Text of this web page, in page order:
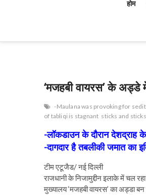
होम
‘मजहबी वायरस’ के अड्डे
-Maulana was provoking for
of tabliqi is stagnant sticks and
-लॉकडाउन के दौरान देशद्राह
-दागदार है तबलीकी जमात का
टीम एटूजैड/ नई दिल्ली
राजधानी के निजामुद्दीन इलाके में चल
मुख्यालय ‘मजहबी वायरस’ का अड्डा